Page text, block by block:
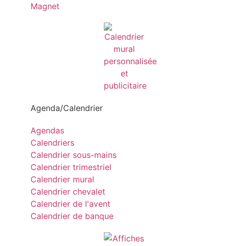
Magnet
Agenda/Calendrier
Agendas
Calendriers
Calendrier sous-mains
Calendrier trimestriel
Calendrier mural
Calendrier chevalet
Calendrier de l'avent
Calendrier de banque